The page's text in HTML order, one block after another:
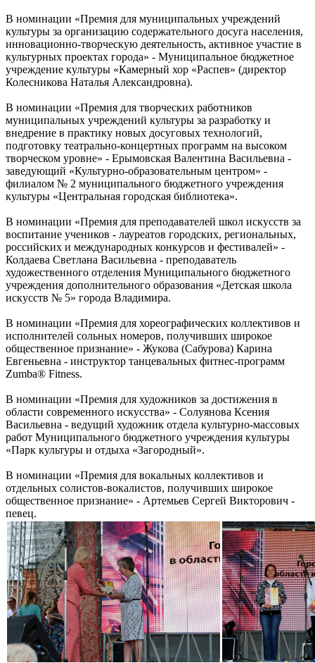
В номинации «Премия для муниципальных учреждений
культуры за организацию содержательного досуга населения,
инновационно-творческую деятельность, активное участие в
культурных проектах города» - Муниципальное бюджетное
учреждение культуры «Камерный хор «Распев» (директор
Колесникова Наталья Александровна).
В номинации «Премия для творческих работников
муниципальных учреждений культуры за разработку и
внедрение в практику новых досуговых технологий,
подготовку театрально-концертных программ на высоком
творческом уровне» - Ерымовская Валентина Васильевна -
заведующий «Культурно-образовательным центром» -
филиалом № 2 муниципального бюджетного учреждения
культуры «Центральная городская библиотека».
В номинации «Премия для преподавателей школ искусств за
воспитание учеников - лауреатов городских, региональных,
российских и международных конкурсов и фестивалей» -
Колдаева Светлана Васильевна - преподаватель
художественного отделения Муниципального бюджетного
учреждения дополнительного образования «Детская школа
искусств № 5» города Владимира.
В номинации «Премия для хореографических коллективов и
исполнителей сольных номеров, получивших широкое
общественное признание» - Жукова (Сабурова) Карина
Евгеньевна - инструктор танцевальных фитнес-программ
Zumba® Fitness.
В номинации «Премия для художников за достижения в
области современного искусства» - Солуянова Ксения
Васильевна - ведущий художник отдела культурно-массовых
работ Муниципального бюджетного учреждения культуры
«Парк культуры и отдыха «Загородный».
В номинации «Премия для вокальных коллективов и
отдельных солистов-вокалистов, получивших широкое
общественное признание» - Артемьев Сергей Викторович -
певец.